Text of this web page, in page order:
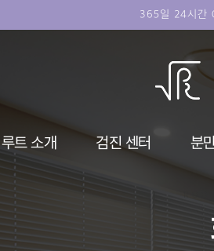
365일 24시간
루트 소개 검진 센터 분